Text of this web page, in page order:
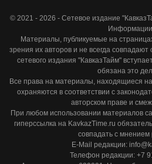
© 2021 - 2026 - Сетевое издание
Материалы, публикуемые на
зрения их авторов и не всегда
сетевого издания "КавказТайм"
обязана это
Все права на материалы, находящиеся
охраняются в соответствии с
авторском праве и
При любом использовании материалов
гиперссылка на KavkazTime.ru
совпадать с мнением
E-Mail редакции:
Телефон редакции: +7